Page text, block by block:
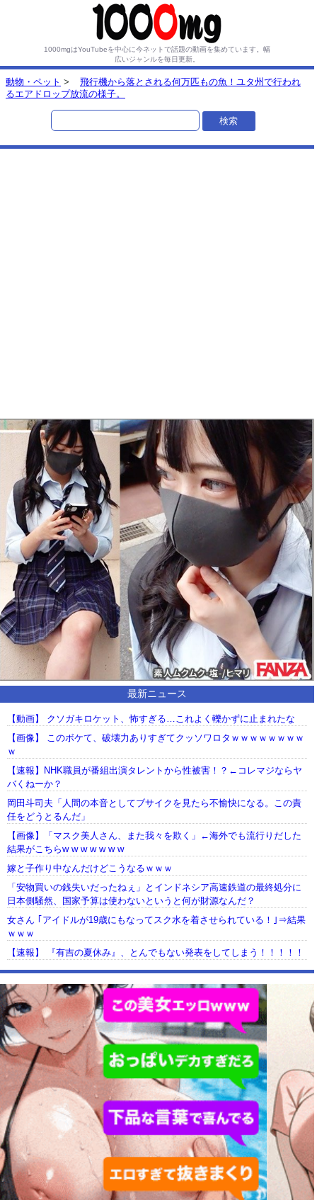
1000mgはYouTubeを中心に今ネットで話題の動画を集めています。 幅
広いジャンルを毎日更新。
動物・ペット >
飛行機から落とされる何万匹もの魚！ユタ州で行われ
るエアドロップ放流の様子。
最新ニュース
【動画】 クソガキロケット、怖すぎる…これよく轢かずに止まれたな
【画像】 このボケて、破壊力ありすぎてクッソワロタｗｗｗｗｗｗｗｗ
ｗ
【速報】NHK職員が番組出演タレントから性被害！？←コレマジならヤ
バくねーか？
岡田斗司夫「人間の本音としてブサイクを見たら不愉快になる。この責
任をどうとるんだ」
【画像】「マスク美人さん、また我々を欺く」←海外でも流行りだした
結果がこちらw w w w w w w
嫁と子作り中なんだけどこうなるｗｗｗ
「安物買いの銭失いだったねぇ」とインドネシア高速鉄道の最終処分に
日本側騒然、国家予算は使わないというと何が財源なんだ？
女さん ｢アイドルが19歳にもなってスク水を着させられている！｣⇒結果
ｗｗｗ
【速報】 『有吉の夏休み』、とんでもない発表をしてしまう！！！！！
【動画】USJの禁止エリアに子どもたちが続々乱入 → スタッフが注意し
ても止まらない事態に
Powered by livedoor 相互RSS